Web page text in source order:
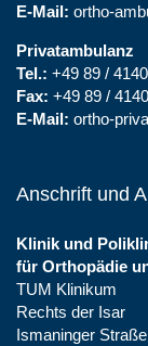
E-Mail: ortho-
Privatambulanz
Tel.: +49 89 /
Fax: +49 89 /
E-Mail: ortho-
Anschrift und
Klinik und
für Orthopädie
TUM Klinikum
Rechts der Isar
Ismaninger